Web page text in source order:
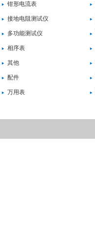
钳形电流表
接地电阻测试仪
多功能测试仪
相序表
其他
配件
万用表